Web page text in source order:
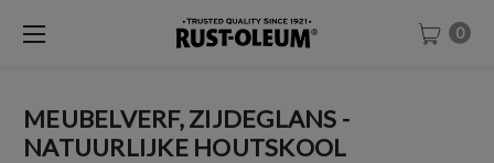
0
MEUBELVERF, ZIJDEGLANS -
NATUURLIJKE HOUTSKOOL